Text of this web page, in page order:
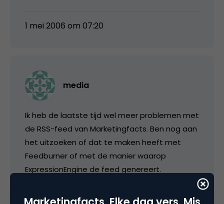
1 mei 2006 om 07:20
media
Ik heb de laatste tijd wel meer problemen met
de RSS-feed van Marketingfacts. Ben nog aan
het uitzoeken of dat te maken heeft met
Feedburner of met de manier waarop
ExpressionEngine de feed genereert.
1 mei 2006 om 07:27